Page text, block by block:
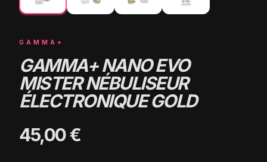
GAMMA+
GAMMA+ NANO EVO
MISTER NÉBULISEUR
ÉLECTRONIQUE GOLD
45,00 €